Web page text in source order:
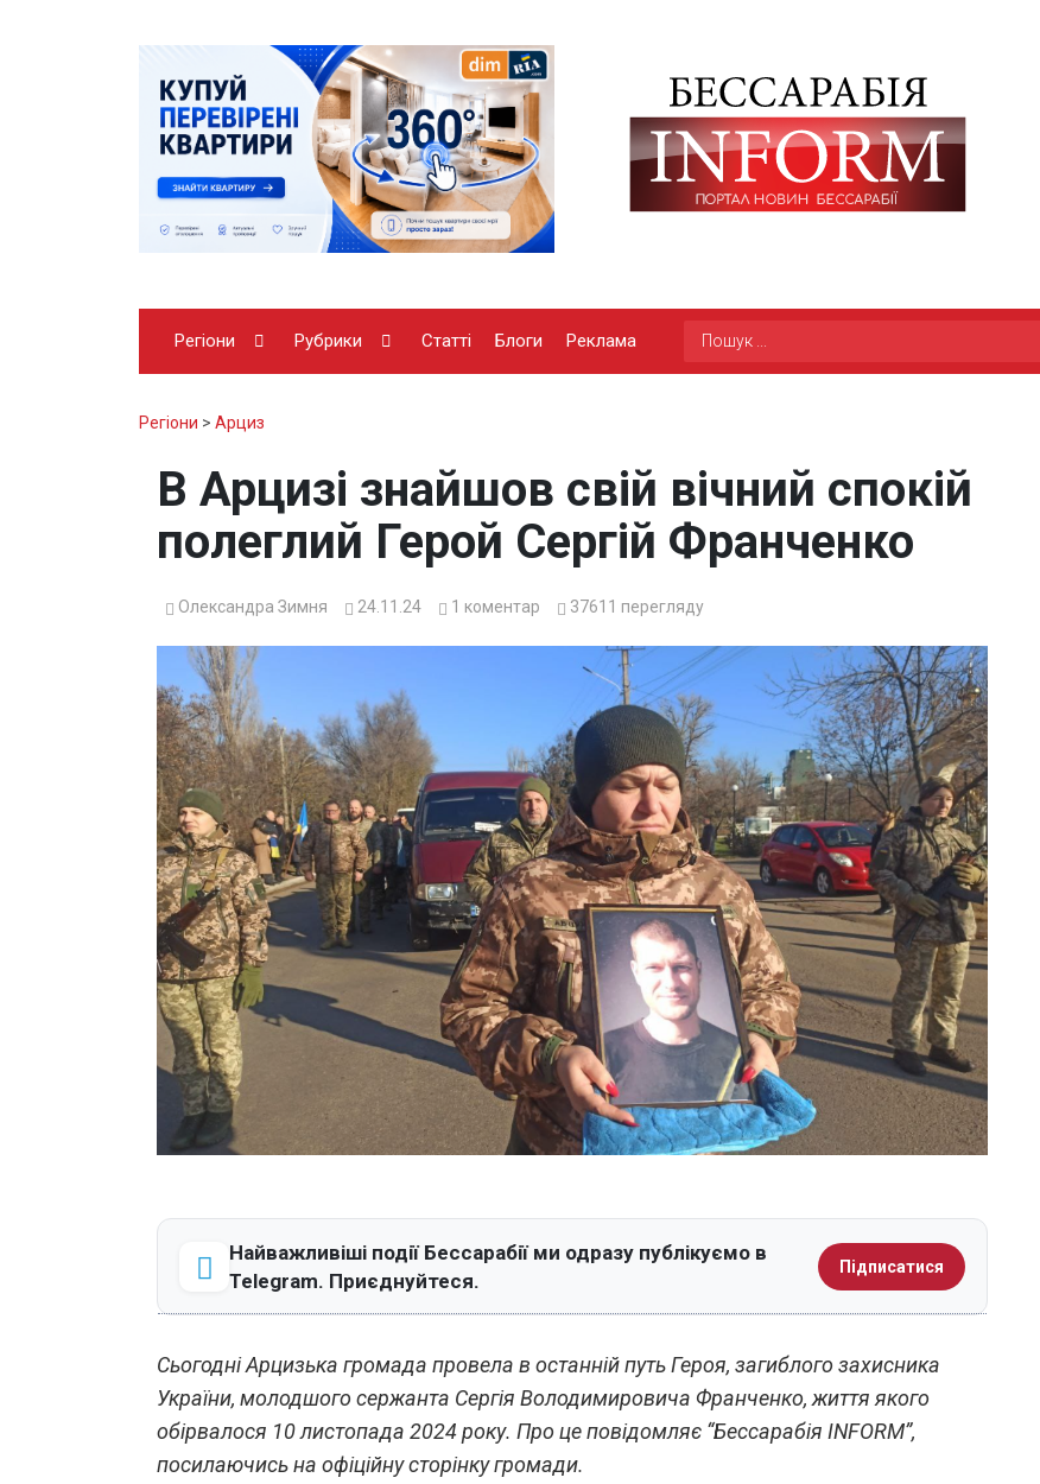
Регіони Рубрики Статті Блоги Реклама
Регіони > Арциз
В Арцизі знайшов свій вічний спокій
полеглий Герой Сергій Франченко
Олександра Зимня 24.11.24 1 коментар 37611 перегляду
Найважливіші події Бессарабії ми одразу публікуємо в
Telegram. Приєднуйтеся.
Підписатися
Сьогодні Арцизька громада провела в останній путь Героя, загиблого захисника
України, молодшого сержанта Сергія Володимировича Франченко, життя якого
обірвалося 10 листопада 2024 року. Про це повідомляє “Бессарабія INFORM”,
посилаючись на офіційну сторінку громади.